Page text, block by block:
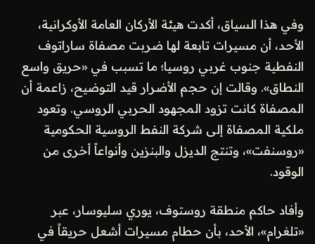
وفي هذا السياق، أكدت هيئة الأركان العامة الأوكرانية،
الأحد، أن مسيرات تابعة لها ضربت مصفاة ساراتوف
النفطية جنوب غربي روسيا؛ ما تسبب في «حريق واسع
النطاق». وقالت إن حجم الأضرار قيد التوضيح، زاعمة أن
المصفاة كانت تزود المجهود الحربي الروسي. وتعود
ملكية المصفاة إلى شركة النفط الروسية الحكومية
«روسنفت»، وتنتج الديزل والبنزين وأنواعاً أخرى من
الوقود.
وأفاد حاكم منطقة روستوف، يوري سليوسار، عبر
«تلغرام»، الأحد، بأن حطام مسيرات أشعل حريقاً في